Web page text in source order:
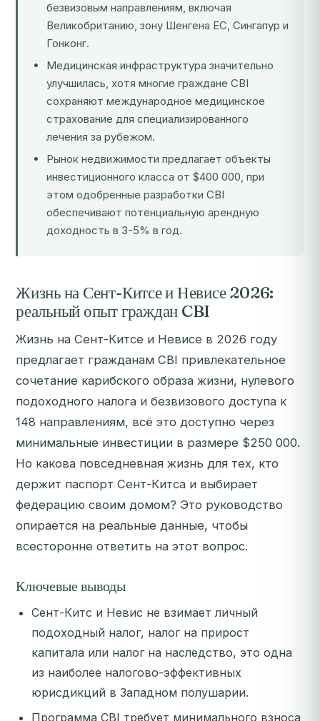
безвизовым направлениям, включая
Великобританию, зону Шенгена ЕС, Сингапур и
Гонконг.
Медицинская инфраструктура значительно
улучшилась, хотя многие граждане CBI
сохраняют международное медицинское
страхование для специализированного
лечения за рубежом.
Рынок недвижимости предлагает объекты
инвестиционного класса от $400 000, при
этом одобренные разработки CBI
обеспечивают потенциальную арендную
доходность в 3-5% в год.
Жизнь на Сент-Китсе и Невисе 2026:
реальный опыт граждан CBI
Жизнь на Сент-Китсе и Невисе в 2026 году
предлагает гражданам CBI привлекательное
сочетание карибского образа жизни, нулевого
подоходного налога и безвизового доступа к
148 направлениям, всё это доступно через
минимальные инвестиции в размере $250 000.
Но какова повседневная жизнь для тех, кто
держит паспорт Сент-Китса и выбирает
федерацию своим домом? Это руководство
опирается на реальные данные, чтобы
всесторонне ответить на этот вопрос.
Ключевые выводы
Сент-Китс и Невис не взимает личный
подоходный налог, налог на прирост
капитала или налог на наследство, это одна
из наиболее налогово-эффективных
юрисдикций в Западном полушарии.
Программа CBI требует минимального взноса